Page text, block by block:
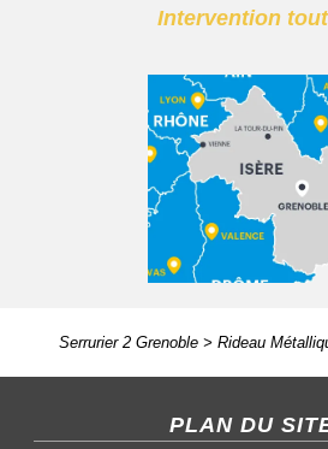
Intervention
Serrurier 2 Grenoble> Rideau
PLAN DU